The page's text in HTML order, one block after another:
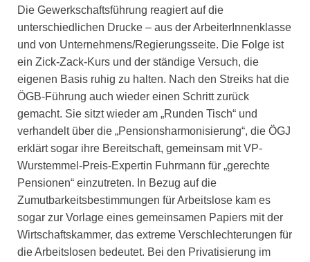
Die Gewerkschaftsführung reagiert auf die
unterschiedlichen Drucke – aus der ArbeiterInnenklasse
und von Unternehmens/Regierungsseite. Die Folge ist
ein Zick-Zack-Kurs und der ständige Versuch, die
eigenen Basis ruhig zu halten. Nach den Streiks hat die
ÖGB-Führung auch wieder einen Schritt zurück
gemacht. Sie sitzt wieder am „Runden Tisch“ und
verhandelt über die „Pensionsharmonisierung“, die ÖGJ
erklärt sogar ihre Bereitschaft, gemeinsam mit VP-
Wurstemmel-Preis-Expertin Fuhrmann für „gerechte
Pensionen“ einzutreten. In Bezug auf die
Zumutbarkeitsbestimmungen für Arbeitslose kam es
sogar zur Vorlage eines gemeinsamen Papiers mit der
Wirtschaftskammer, das extreme Verschlechterungen für
die Arbeitslosen bedeutet. Bei den Privatisierung im